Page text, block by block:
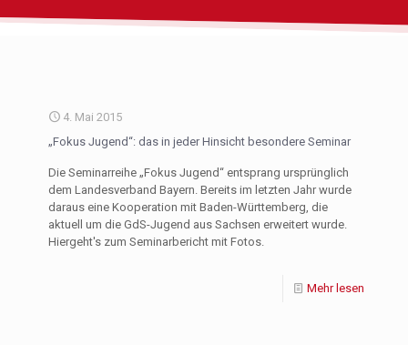
4. Mai 2015
„Fokus Jugend“: das in jeder Hinsicht besondere Seminar
Die Seminarreihe „Fokus Jugend“ entsprang ursprünglich
dem Landesverband Bayern. Bereits im letzten Jahr wurde
daraus eine Kooperation mit Baden-Württemberg, die
aktuell um die GdS-Jugend aus Sachsen erweitert wurde.
Hiergeht's zum Seminarbericht mit Fotos.
Mehr lesen